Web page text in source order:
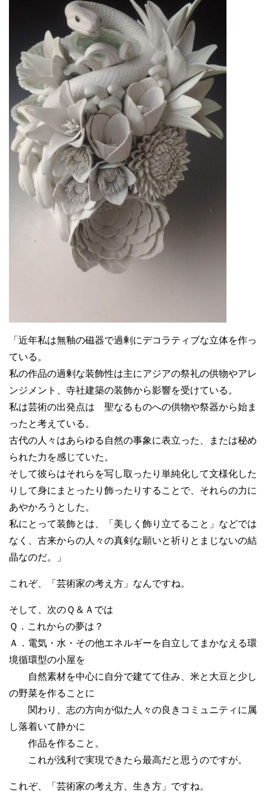
「近年私は無釉の磁器で過剰にデコラティブな立体を作っ
ている。
私の作品の過剰な装飾性は主にアジアの祭礼の供物やアレ
ンジメント、寺社建築の装飾から影響を受けている。
私は芸術の出発点は 聖なるものへの供物や祭器から始ま
ったと考えている。
古代の人々はあらゆる自然の事象に表立った、または秘め
られた力を感じていた。
そして彼らはそれらを写し取ったり単純化して文様化した
りして身にまとったり飾ったりすることで、それらの力に
あやかろうとした。
私にとって装飾とは、「美しく飾り立てること」などでは
なく、古来からの人々の真剣な願いと祈りとまじないの結
晶なのだ。」
これぞ、「芸術家の考え方」なんですね。
そして、次のＱ＆Ａでは
Ｑ．これからの夢は？
Ａ．電気・水・その他エネルギーを自立してまかなえる環
境循環型の小屋を
自然素材を中心に自分で建てて住み、米と大豆と少し
の野菜を作ることに
関わり、志の方向が似た人々の良きコミュニティに属
し落着いて静かに
作品を作ること。
これが浅利で実現できたら最高だと思うのですが。
これぞ、「芸術家の考え方、生き方」ですね。